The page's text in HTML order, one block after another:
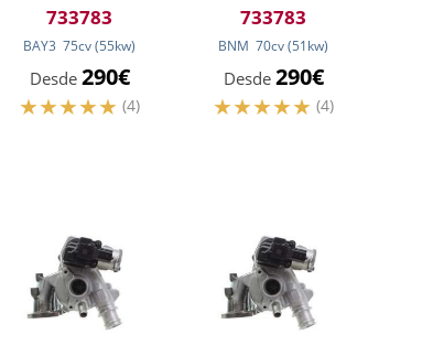
733783
BAY3 75cv(55kw)
Desde 290€
(4)
733783
BNM 70cv(51kw)
Desde 290€
(4)